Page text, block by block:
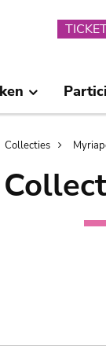
Collecties